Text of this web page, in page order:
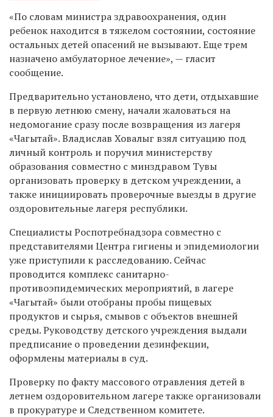
«По словам министра здравоохранения, один
ребенок находится в тяжелом состоянии, состояние
остальных детей опасений не вызывают. Еще трем
назначено амбулаторное лечение», — гласит
сообщение.
Предварительно установлено, что дети, отдыхавшие
в первую летнюю смену, начали жаловаться на
недомогание сразу после возвращения из лагеря
«Чагытай». Владислав Ховалыг взял ситуацию под
личный контроль и поручил министерству
образования совместно с минздравом Тувы
организовать проверку в детском учреждении, а
также инициировать проверочные выезды в другие
оздоровительные лагеря республики.
Специалисты Роспотребнадзора совместно с
представителями Центра гигиены и эпидемиологии
уже приступили к расследованию. Сейчас
проводится комплекс санитарно-
противоэпидемических мероприятий, в лагере
«Чагытай» были отобраны пробы пищевых
продуктов и сырья, смывов с объектов внешней
среды. Руководству детского учреждения выдали
предписание о проведении дезинфекции,
оформлены материалы в суд.
Проверку по факту массового отравления детей в
летнем оздоровительном лагере также организовали
в прокуратуре и Следственном комитете.